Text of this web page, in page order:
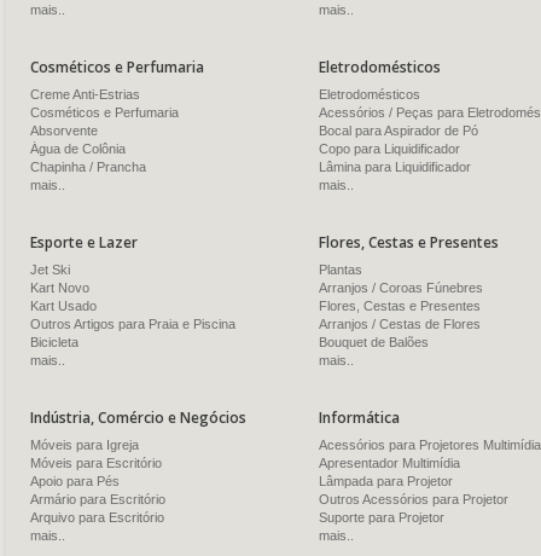
mais..
mais..
Cosméticos e Perfumaria
Creme Anti-Estrias
Cosméticos e Perfumaria
Absorvente
Água de Colônia
Chapinha / Prancha
mais..
Eletrodomésticos
Eletrodomésticos
Acessórios / Peças para
Bocal para Aspirador de Pó
Copo para Liquidificador
Lâmina para Liquidificador
mais..
Esporte e Lazer
Jet Ski
Kart Novo
Kart Usado
Outros Artigos para Praia e Piscina
Bicicleta
mais..
Flores, Cestas e Presentes
Plantas
Arranjos / Coroas Fúnebres
Flores, Cestas e Presentes
Arranjos / Cestas de Flores
Bouquet de Balões
mais..
Indústria, Comércio e Negócios
Móveis para Igreja
Móveis para Escritório
Apoio para Pés
Armário para Escritório
Arquivo para Escritório
mais..
Informática
Acessórios para Projetores Multimídia
Apresentador Multimídia
Lâmpada para Projetor
Outros Acessórios para Projetor
Suporte para Projetor
mais..